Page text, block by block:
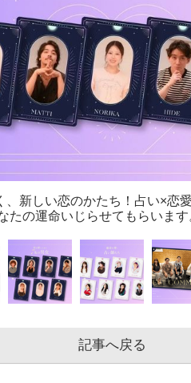
、新しい恋のかたち！占い×恋
たの運命いじらせてもらいます
記事へ戻る